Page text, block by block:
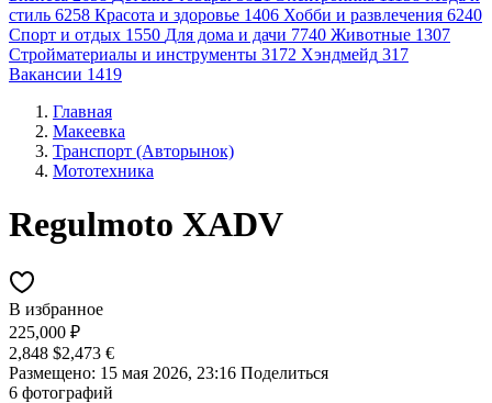
стиль 6258 Красота и здоровье 1406 Хобби и развлечения 6240
Спорт и отдых 1550 Для дома и дачи 7740 Животные 1307
Стройматериалы и инструменты 3172 Хэндмейд 317
Вакансии 1419
Главная
Макеевка
Транспорт (Авторынок)
Мототехника
Regulmoto XADV
В избранное
225,000 ₽
2,848 $2,473 €
Размещено: 15 мая 2026, 23:16 Поделиться
6 фотографий